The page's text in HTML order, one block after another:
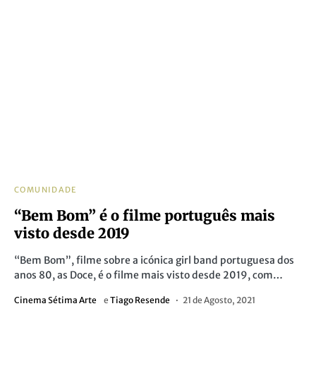
COMUNIDADE
“Bem Bom” é o filme português mais
visto desde 2019
“Bem Bom”, filme sobre a icónica girl band portuguesa dos
anos 80, as Doce, é o filme mais visto desde 2019, com…
Cinema Sétima Arte e Tiago Resende 21 de Agosto, 2021